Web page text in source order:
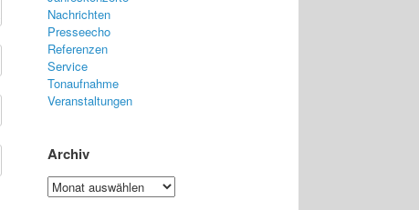
Nachrichten
Presseecho
Referenzen
Service
Tonaufnahme
Veranstaltungen
Archiv
Archiv